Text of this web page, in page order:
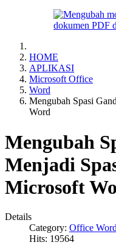
HOME
APLIKASI
Microsoft Office
Word
Mengubah Spasi
Word
Mengubah
Menjadi
Microsoft
Details
Category: Office Word
Hits: 19564